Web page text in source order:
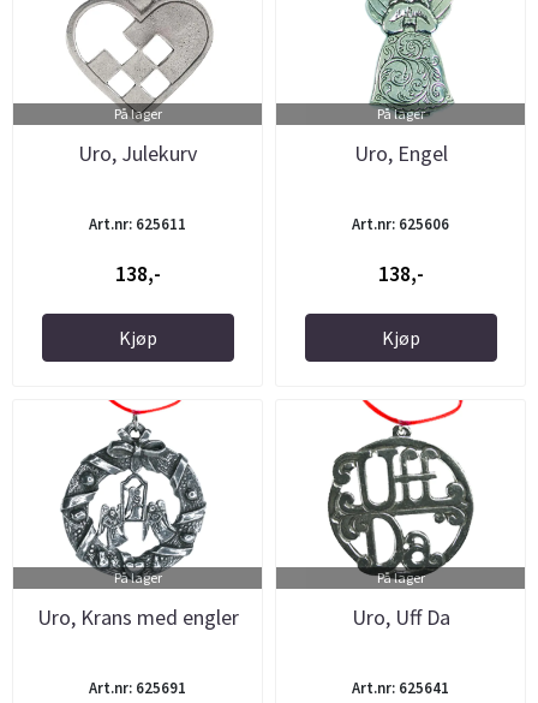
På lager
Uro, Julekurv
Art.nr: 625611
138,-
Kjøp
På lager
Uro, Engel
Art.nr: 625606
138,-
Kjøp
På lager
Uro, Krans med engler
Art.nr: 625691
På lager
Uro, Uff Da
Art.nr: 625641